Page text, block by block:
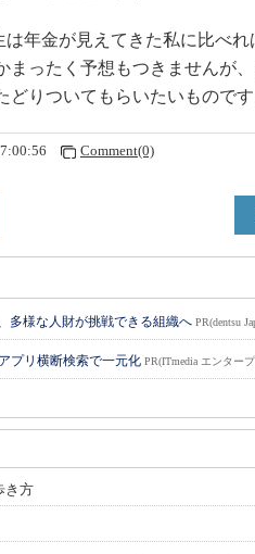
年金が見えてきた私に比べれ
まったく予想もつきませんが
りついてもらいたいものです
Comment(0)
多様な人財が挑戦できる組織へ PR(dentsu
プリ横断検索で一元化 PR(ITmedia エンター
き方